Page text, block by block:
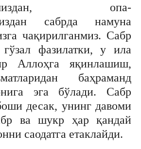
опа-
сабрда намуна
чақирилганмиз. Сабр
фазилатки, у ила
Аллоҳга яқинлашиш,
баҳраманд
эга бўлади. Сабр
десак, унинг давоми
ва шукр ҳар қандай
саодатга етаклайди.